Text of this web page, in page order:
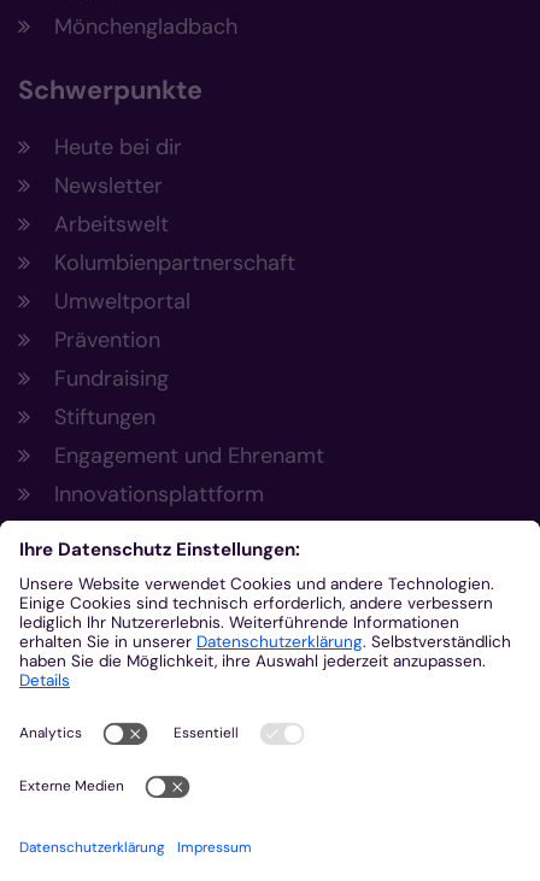
Mönchengladbach
Schwerpunkte
Heute bei dir
Newsletter
Arbeitswelt
Kolumbienpartnerschaft
Umweltportal
Prävention
Fundraising
Stiftungen
Engagement und Ehrenamt
Innovationsplattform
Aus der Plattform
Nachrichten
Veranstaltungen
Gottesdienste
Stellenangebote
Kirchenzeitung
Amtsblatt (Kirchlicher Anzeiger)
Rechtsdatenbank